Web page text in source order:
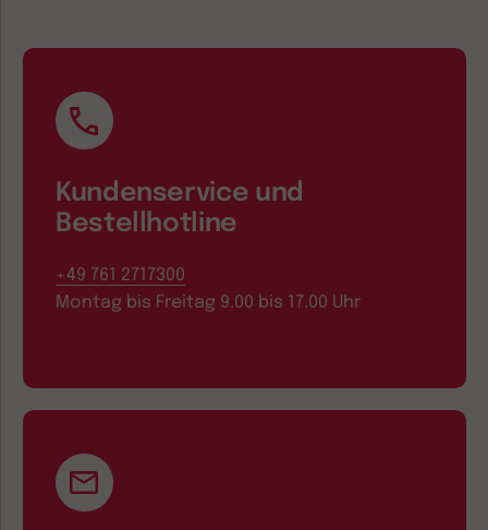
Kundenservice und
Bestellhotline
+49 761 2717300
Montag bis Freitag 9.00 bis 17.00 Uhr